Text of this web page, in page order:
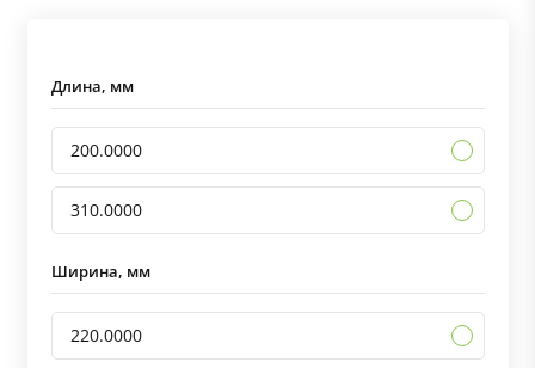
Длина, мм
200.0000
310.0000
Ширина, мм
220.0000